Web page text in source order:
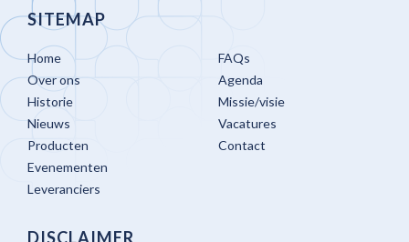
SITEMAP
Home
Over ons
Historie
Nieuws
Producten
Evenementen
Leveranciers
FAQs
Agenda
Missie/visie
Vacatures
Contact
DISCLAIMER